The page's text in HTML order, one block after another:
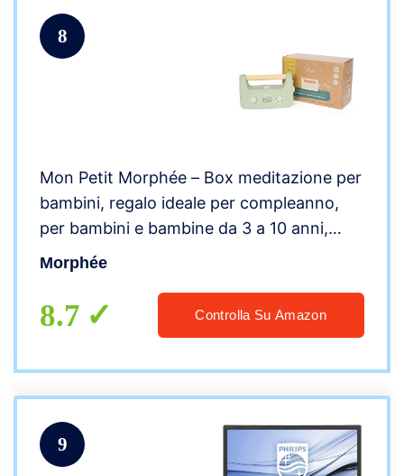
8
Mon Petit Morphée – Box meditazione per
bambini, regalo ideale per compleanno,
per bambini e bambine da 3 a 10 anni,
rilassamento e sostegno al sonno, vista in
Morphée
8.7 Controlla Su Amazon
9